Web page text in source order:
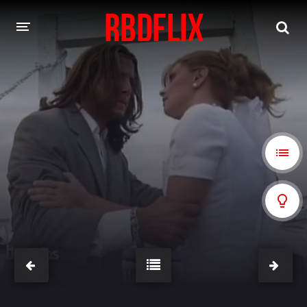
HOME
REBELDE
Rebelde: En Español
Alfonso Herrera Anahí
Christian Chávez Christopher Von Uckermann